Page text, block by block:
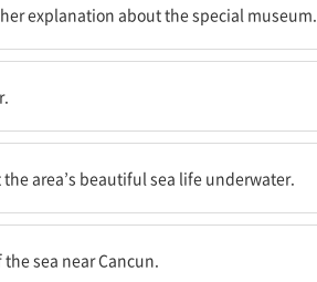
explanation about the special museum.
area’s beautiful sea life underwater.
sea near Cancun.